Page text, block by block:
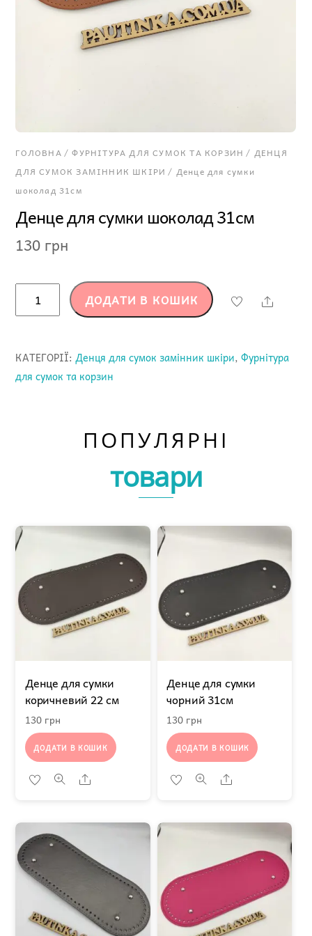
ГОЛОВНА/ФУРНІТУРА ДЛЯ СУМОК ТА КОРЗИН / ДЕНЦЯ
ДЛЯ СУМОК ЗАМІННИК ШКІРИ / Денце для сумки
шоколад 31см
Денце для сумки шоколад 31см
130 грн
31см
кількість
ДОДАТИ В КОШИК Share
КАТЕГОРІЇ:Денця для сумок замінник шкіри,Фурнітура
для сумок та корзин
ПОПУЛЯРНІ
товари
Денце для сумки
коричневий 22 см
130 грн
ДОДАТИ В КОШИК
Share
Денце для сумки
чорний 31см
130 грн
ДОДАТИ В КОШИК
Share